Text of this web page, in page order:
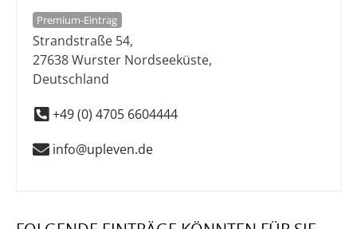
Premium-Eintrag
Strandstraße 54,
27638Wurster Nordseeküste,
Deutschland
+49 (0) 4705 6604444
info@upleven.de